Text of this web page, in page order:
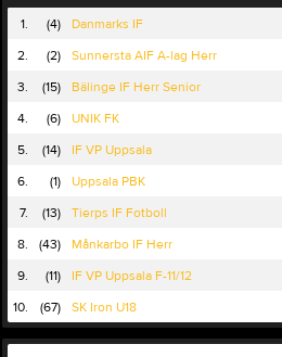
1. (4)
Danmarks IF
2.
(2)
Sunnersta AIF A-lag Herr
3.
(15)
Bälinge IF Herr Senior
4.
(6)
UNIK FK
5.
(14)
IF VP Uppsala
6.
(1)
Uppsala PBK
7.
(13)
Tierps IF Fotboll
8.
(43)
Månkarbo IF Herr
9.
(11)
IF VP Uppsala F-11/12
10.
(67) SK Iron U18